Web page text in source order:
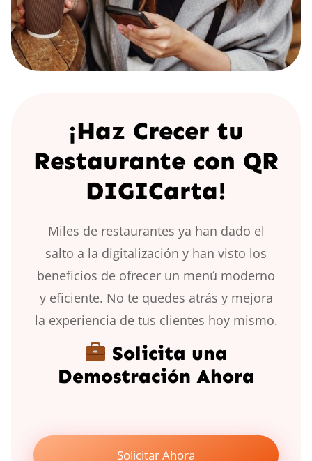
¡Haz Crecer tu
Restaurante con QR
DIGICarta!
Miles de restaurantes ya han dado el
salto a la digitalización y han visto los
beneficios de ofrecer un menú moderno
y eficiente. No te quedes atrás y mejora
la experiencia de tus clientes hoy mismo.
Solicita una
Demostración Ahora
Solicitar Ahora